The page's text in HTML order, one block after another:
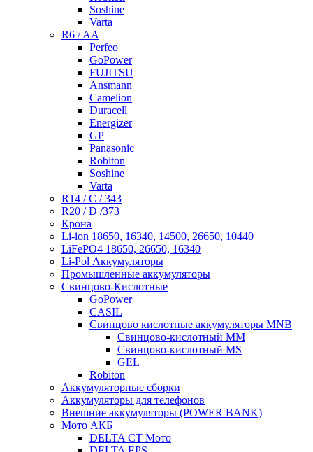
Soshine
Varta
R6 / AA
Perfeo
GoPower
FUJITSU
Ansmann
Camelion
Duracell
Energizer
GP
Panasonic
Robiton
Soshine
Varta
R14 / C / 343
R20 / D /373
Крона
Li-ion 18650, 16340, 14500, 26650, 10440
LiFePO4 18650, 26650, 16340
Li-Pol Аккумуляторы
Промышленные аккумуляторы
Свинцово-Кислотные
GoPower
CASIL
Свинцово кислотные аккумуляторы MNB
Cвинцово-кислотный MM
Cвинцово-кислотный MS
GEL
Robiton
Аккумуляторные сборки
Аккумуляторы для телефонов
Внешние аккумуляторы (POWER BANK)
Мото АКБ
DELTA CT Мото